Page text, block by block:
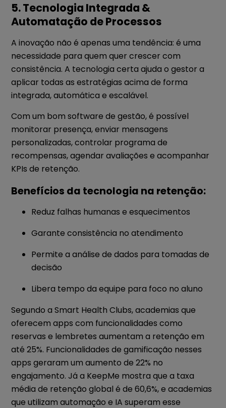
5. Tecnologia Integrada &
Automatação de Processos
A inovação não é apenas uma tendência: é uma
necessidade para quem quer crescer com
consistência. A tecnologia certa ajuda o gestor a
aplicar todas as estratégias acima de forma
integrada, automática e escalável.
Com um bom software de gestão, é possível
monitorar presença, enviar mensagens
personalizadas, controlar programa de
recompensas, agendar avaliações e acompanhar
KPIs de retenção.
Benefícios da tecnologia na retenção:
Reduz falhas humanas e esquecimentos
Garante consistência no atendimento
Permite a análise de dados para tomadas de
decisão
Libera tempo da equipe para foco no aluno
Segundo a Smart Health Clubs, academias que
oferecem apps com funcionalidades como
reservas e lembretes aumentam a retenção em
até 25%. Funcionalidades de gamificação nesses
apps geraram um aumento de 22% no
engajamento. Já a KeepMe mostra que a taxa
média de retenção global é de 60,6%, e academias
que utilizam automação e IA superam esse